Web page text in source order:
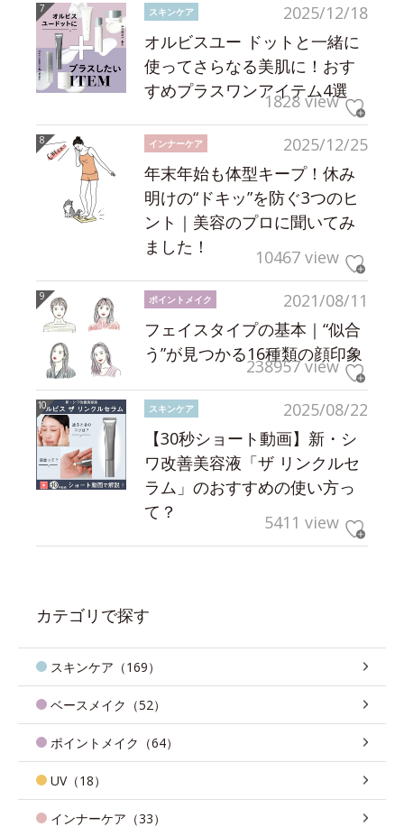
2025/12/18
スキンケア
オルビスユー ドットと一緒に
使ってさらなる美肌に！おす
すめプラスワンアイテム4選
1828 view
2025/12/25
インナーケア
年末年始も体型キープ！休み
明けの“ドキッ”を防ぐ3つのヒ
ント｜美容のプロに聞いてみ
ました！
10467 view
2021/08/11
ポイントメイク
フェイスタイプの基本｜“似合
う”が見つかる16種類の顔印象
238957 view
2025/08/22
スキンケア
【30秒ショート動画】新・シ
ワ改善美容液「ザ リンクルセ
ラム」のおすすめの使い方っ
て？
5411 view
カテゴリで探す
スキンケア（169）
ベースメイク（52）
ポイントメイク（64）
UV（18）
インナーケア（33）